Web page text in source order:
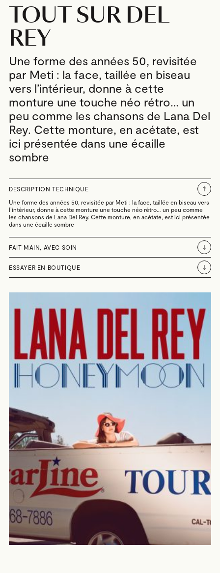
TOUT SUR DEL
REY
Une forme des années 50, revisitée
par Meti : la face, taillée en biseau
vers l’intérieur, donne à cette
monture une touche néo rétro… un
peu comme les chansons de Lana Del
Rey. Cette monture, en acétate, est
ici présentée dans une écaille
sombre
DESCRIPTION TECHNIQUE
Une forme des années 50, revisitée par Meti : la face, taillée en biseau vers
l’intérieur, donne à cette monture une touche néo rétro… un peu comme
les chansons de Lana Del Rey. Cette monture, en acétate, est ici présentée
dans une écaille sombre
FAIT MAIN, AVEC SOIN
ESSAYER EN BOUTIQUE